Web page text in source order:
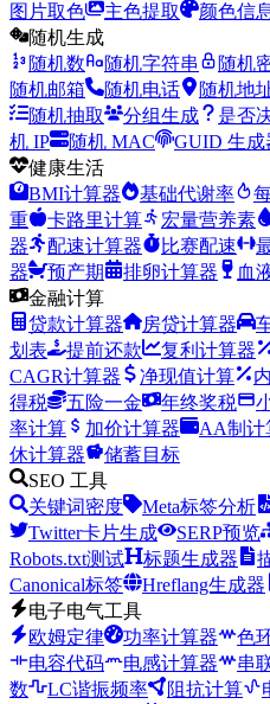
图片取色
主色提取 颜色信
随机生成
随机数
随机字符串 随机
随机邮箱
随机电话 随机地
随机抽取
分组生成 是否
机 IP
随机 MAC
GUID 生成
健康生活
BMI计算器
基础代谢率
重
卡路里计算 宏量营养素
器
配速计算器 比赛配速
器
预产期 排卵计算器 血
金融计算
贷款计算器
房贷计算器
划表
提前还款 复利计算器
CAGR计算器
净现值计算
得税
五险一金 年终奖税
率计算
加价计算器 AA制计
休计算器
储蓄目标
SEO 工具
关键词密度
Meta标签分析
Twitter卡片生成
SERP预览
Robots.txt测试
标题生成器
Canonical标签
Hreflang生成器
电子电气工具
欧姆定律
功率计算器 色
电容代码
电感计算器 串
数
LC谐振频率 阻抗计算